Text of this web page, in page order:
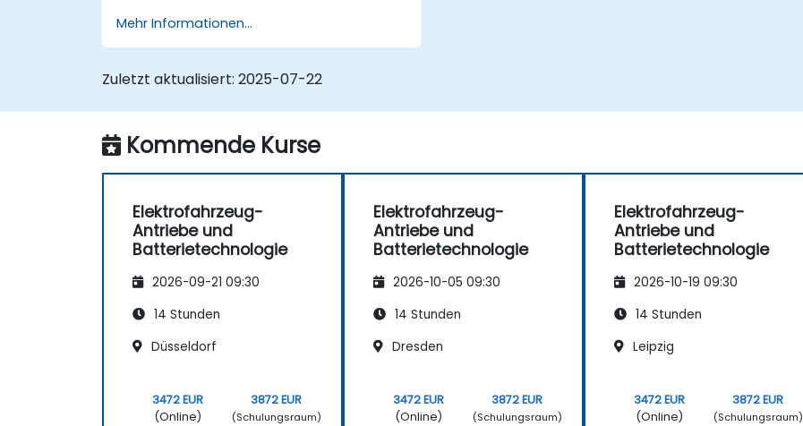
Fahrzeugen zu analysieren.
Methoden des Batteriemanagements
Sicherheit zu verbessern.
Mehr Informationen...
Zuletzt aktualisiert: 2025-07-22
Kommende Kurse
Elektrofahrzeug-
Antriebe und
Batterietechnologie
2026-09-21 09:30
14 Stunden
Düsseldorf
3472 EUR
(Online)
3872 EUR
(Schulungsraum)
Elektrofahrzeug-
Antriebe und
Batterietechnologie
2026-10-05 09:30
14 Stunden
Dresden
3472 EUR
(Online)
3872 EUR
(Schulungsraum)
Elektrofahrzeug-
Antriebe und
Batterietechnologie
2026-10-19 09:30
14 Stunden
Leipzig
3472 EUR
(Online)
3872 EUR
(Schulungsraum)